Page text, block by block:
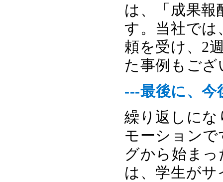
は、「成果
す。当社では
頼を受け、2
た事例もござ
---最後に、
繰り返しに
モーション
グから始ま
は、学生がサ